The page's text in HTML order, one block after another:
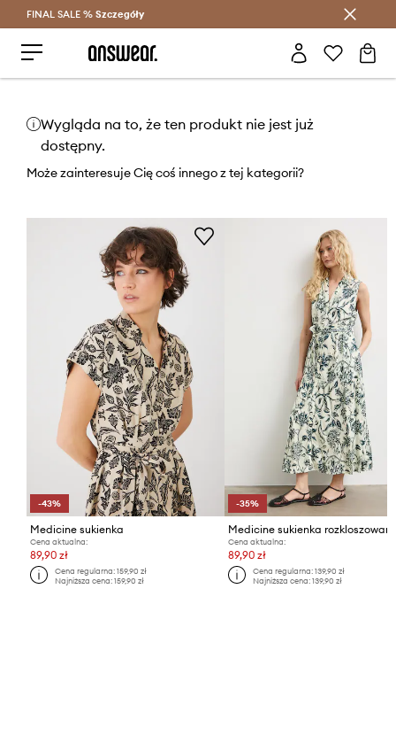
Oszczędzaj z Answear Club >
FINAL SALE % Szczegóły
Wygląda na to, że ten produkt nie jest już
dostępny.
Może zainteresuje Cię coś innego z tej kategorii?
-43%
Medicine sukienka
Cena aktualna:
89,90 zł
Cena regularna:159,90 zł
Najniższa cena:159,90 zł
-35%
Cena aktualna:
89,90 zł
Cena regularna: 139,90 zł
Najniższa cena: 139,90 zł